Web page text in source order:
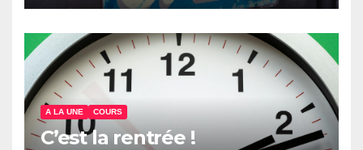
A LA UNE COURS
C’est la rentrée !